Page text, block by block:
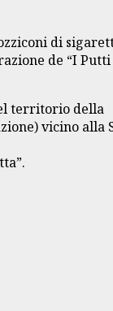
di
de “I
territorio della
vicino